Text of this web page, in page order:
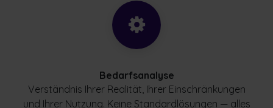
Bedarfsanalyse
Verständnis Ihrer Realität, Ihrer Einschränkungen
und Ihrer Nutzung. Keine Standardlösungen — alles